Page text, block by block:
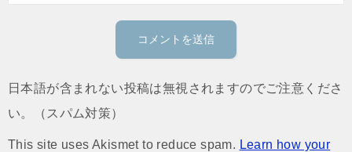
日本語が含まれない投稿は無視されますのでご注意くださ
い。（スパム対策）
This site uses Akismet to reduce spam. Learn how your